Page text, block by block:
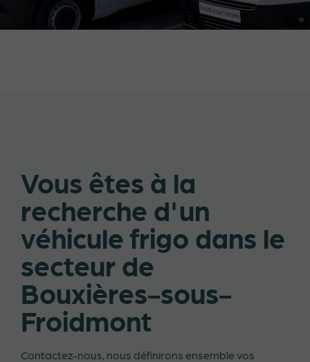
Vous êtes à la
recherche d'un
véhicule frigo dans le
secteur de
Bouxières-sous-
Froidmont
Contactez-nous, nous définirons ensemble vos